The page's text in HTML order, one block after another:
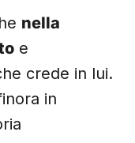
nella
e
crede in lui.
in